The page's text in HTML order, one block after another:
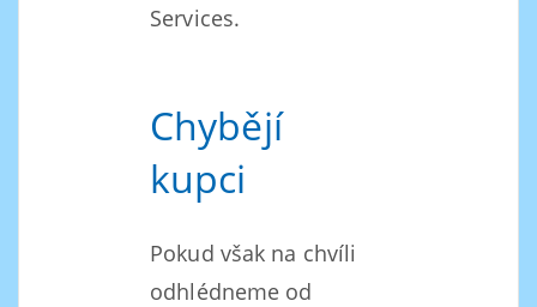
Services.
Chybějí
kupci
Pokud však na chvíli
odhlédneme od